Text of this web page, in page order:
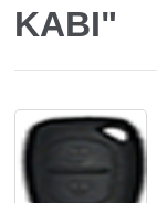
KABI"